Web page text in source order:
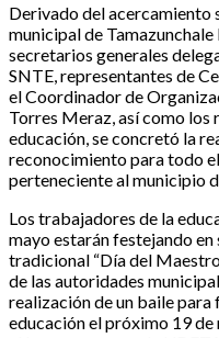
Derivado del acercamiento
municipal de
secretarios generales
SNTE, representantes de
el Coordinador de
Torres Meraz, así como los
educación, se concretó la
reconocimiento para todo
perteneciente al municipio
Los trabajadores de la
mayo estarán festejando
tradicional “Día del
de las autoridades
realización de un baile
educación el próximo 19